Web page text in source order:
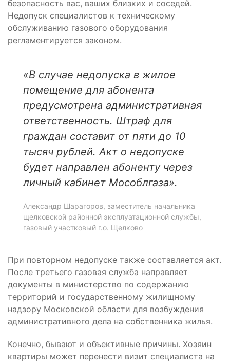
безопасность вас, ваших близких и соседей.
Недопуск специалистов к техническому
обслуживанию газового оборудования
регламентируется законом.
«В случае недопуска в жилое
помещение для абонента
предусмотрена административная
ответственность. Штраф для
граждан составит от пяти до 10
тысяч рублей. Акт о недопуске
будет направлен абоненту через
личный кабинет Мособлгаза».
Александр Шарагоров, заместитель начальника
щелковской районной эксплуатационной службы,
газовый участковый г.о. Щелково
При повторном недопуске также составляется акт.
После третьего газовая служба направляет
документы в министерство по содержанию
территорий и государственному жилищному
надзору Московской области для возбуждения
административного дела на собственника жилья.
Конечно, бывают и объективные причины. Хозяин
квартиры может перенести визит специалиста на